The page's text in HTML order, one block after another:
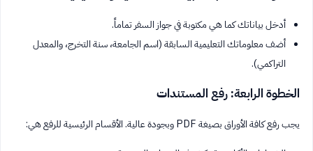
أدخل بياناتك كما هي مكتوبة في جواز السفر تماماً.
أضف معلوماتك التعليمية السابقة (اسم الجامعة، سنة التخرج، والمعدل
التراكمي).
الخطوة الرابعة: رفع المستندات
يجب رفع كافة الأوراق بصيغة PDF وبجودة عالية. الأقسام الرئيسية للرفع هي: